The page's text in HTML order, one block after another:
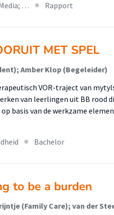
… Rapport
MET SPEL
Amber Klop (Begeleider)
VOR-traject van
van leerlingen uit BB rood
basis van de werkzame
Bachelor
to be a burden
(Family Care); van der